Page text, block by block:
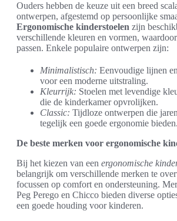
Ouders hebben de keuze uit een breed
ontwerpen, afgestemd op persoonlijke
Ergonomische kinderstoelen zijn
verschillende kleuren en vormen,
passen. Enkele populaire ontwerpen zijn:
Minimalistisch: Eenvoudige lijnen
voor een moderne uitstraling.
Kleurrijk: Stoelen met levendige
die de kinderkamer opvrolijken.
Classic: Tijdloze ontwerpen die
tegelijk een goede ergonomie bieden.
De beste merken voor ergonomische
Bij het kiezen van een ergonomische
belangrijk om verschillende merken te
focussen op comfort en ondersteuning.
Peg Perego en Chicco bieden diverse
een goede houding voor kinderen.